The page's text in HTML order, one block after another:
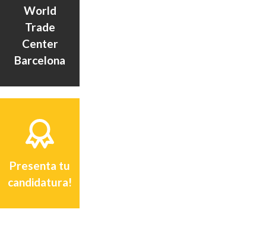
World
Trade
Center
Barcelona
Presenta tu
candidatura!